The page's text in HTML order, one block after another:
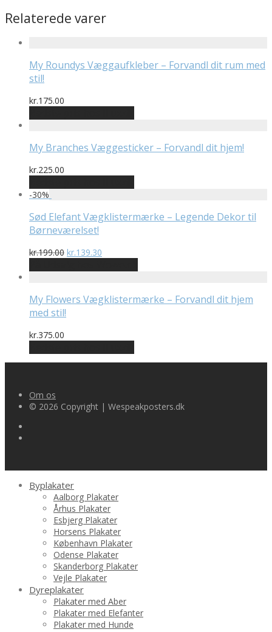
Relaterede varer
My Roundys Væggaufkleber – Forvandl dit rum med
stil!
kr.175.00
My Branches Væggesticker – Forvandl dit hjem!
kr.225.00
-30%
Sød Elefant Vægklistermærke – Legende Dekor til
Børneværelset!
kr.199.00 Den
pris
kr.199.00.
kr.139.30
pris
kr.139.30.
My Flowers Vægklistermærke – Forvandl dit hjem
med stil!
kr.375.00
Om os
© 2026 Copyright | Wespeakposters.dk
Byplakater
Aalborg Plakater
Århus Plakater
Esbjerg Plakater
Horsens Plakater
København Plakater
Odense Plakater
Skanderborg Plakater
Vejle Plakater
Dyreplakater
Plakater med Aber
Plakater med Elefanter
Plakater med Hunde